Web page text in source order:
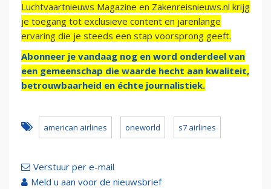
Luchtvaartnieuws Magazine en Zakenreisnieuws.nl krijg
je toegang tot exclusieve content en jarenlange
ervaring die je steeds een stap voorsprong geeft.
Abonneer je vandaag nog en word onderdeel van
een gemeenschap die waarde hecht aan kwaliteit,
betrouwbaarheid en échte journalistiek.
american airlines oneworld s7 airlines
Verstuur per e-mail
Meld u aan voor de nieuwsbrief